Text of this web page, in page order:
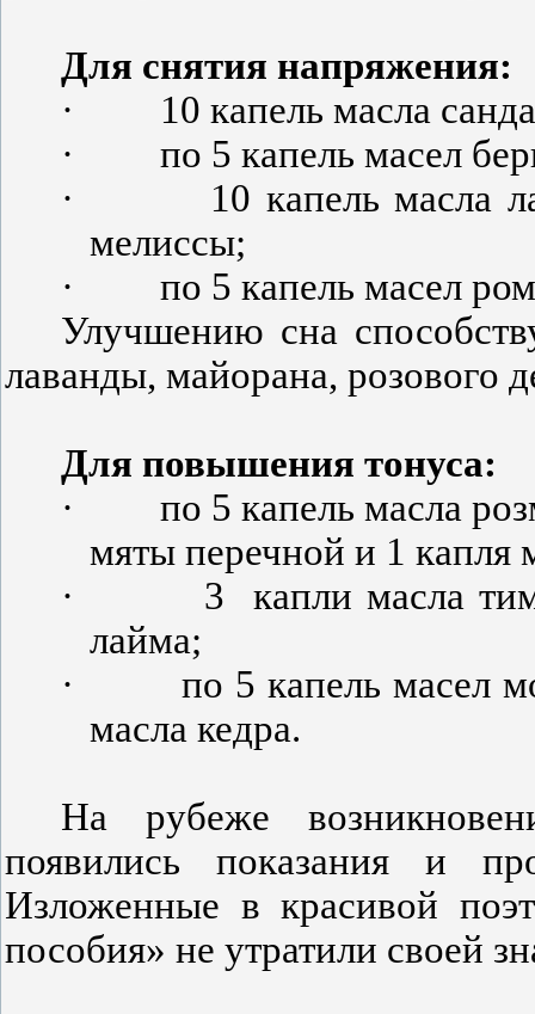
Для снятия напряжения:
·
10 капель масла
·
по 5 капель масел
·
10 капель масла
мелиссы;
·
по 5 капель масел
Улучшению сна
лаванды, майорана, розового
Для повышения тонуса:
·
по 5 капель масла
мяты перечной и 1 капля
·
3
капли масла
лайма;
·
по 5 капель масел
масла кедра.
На рубеже
появились показания и
Изложенные в красивой
пособия» не утратили своей